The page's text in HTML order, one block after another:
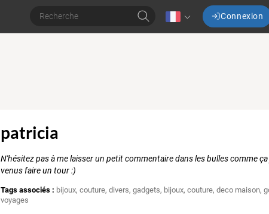
Connexion
patricia
N'hésitez pas à me laisser un petit commentaire dans les bulles comme
venus faire un tour :)
Tags associés : bijoux,couture,divers,gadgets, bijoux,couture,deco maison,
voyages